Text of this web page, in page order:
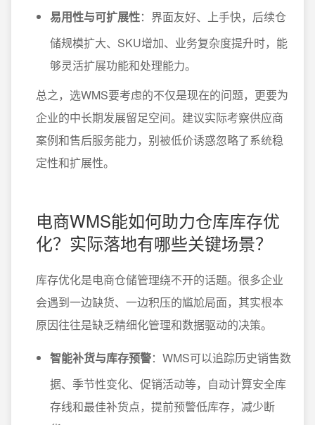
易用性与可扩展性：界面友好、上手快，后续仓
储规模扩大、SKU增加、业务复杂度提升时，能
够灵活扩展功能和处理能力。
总之，选WMS要考虑的不仅是现在的问题，更要为
企业的中长期发展留足空间。建议实际考察供应商
案例和售后服务能力，别被低价诱惑忽略了系统稳
定性和扩展性。
电商WMS能如何助力仓库库存优
化？实际落地有哪些关键场景？
库存优化是电商仓储管理绕不开的话题。很多企业
会遇到一边缺货、一边积压的尴尬局面，其实根本
原因往往是缺乏精细化管理和数据驱动的决策。
智能补货与库存预警：WMS可以追踪历史销售数
据、季节性变化、促销活动等，自动计算安全库
存线和最佳补货点，提前预警低库存，减少断